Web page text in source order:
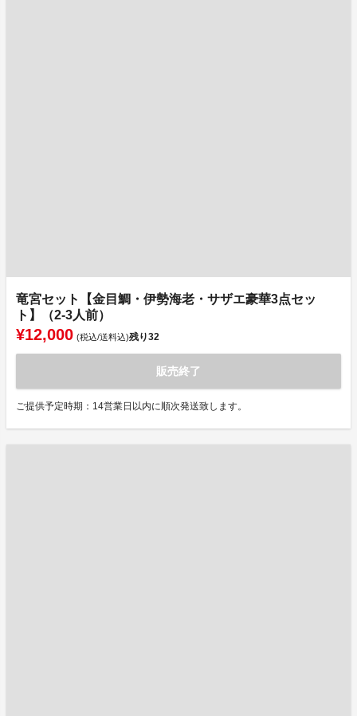
竜宮セット【金目鯛・伊勢海老・サザエ豪華3点セッ
ト】（2-3人前）
¥12,000 (税込/送料込)残り32
販売終了
ご提供予定時期：14営業日以内に順次発送致します。